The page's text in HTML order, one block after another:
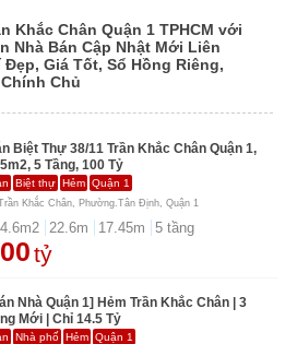
Khắc Chân Quận 1 TPHCM với
Nhà Bán Cập Nhật Mới Liên
Đẹp, Giá Tốt, Sổ Hồng Riêng,
Chủ
Biệt Thự 38/11 Trần Khắc Chân Quận 1,
5 Tầng, 100 Tỷ
Biệt thự Hẻm Quận 1
Khắc Chân, Phường.Tân Định, Quận 1
m2 22.6m 17.45m 5 tầng
tỷ
Nhà Quận 1] Hẻm Trần Khắc Chân | 3
Mới | Chỉ 14.5 Tỷ
Nhà phố Hẻm Quận 1